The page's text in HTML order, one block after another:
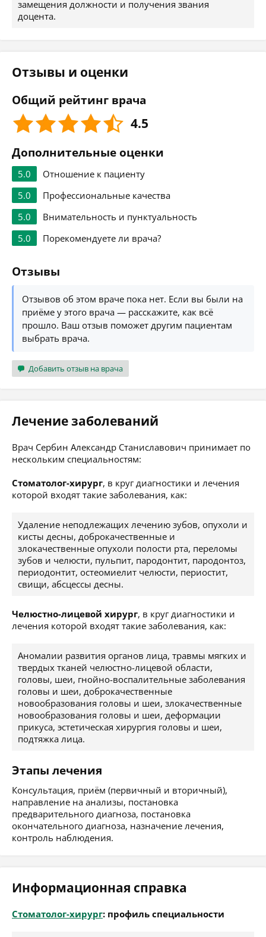
замещения должности и получения звания
доцента.
Отзывы и оценки
Общий рейтинг врача
4.5
Дополнительные оценки
5.0
Отношение к пациенту
5.0
Профессиональные качества
5.0
Внимательность и пунктуальность
5.0
Порекомендуете ли врача?
Отзывы
Отзывов об этом враче пока нет. Если вы были на
приёме у этого врача — расскажите, как всё
прошло. Ваш отзыв поможет другим пациентам
выбрать врача.
Добавить отзыв на врача
Лечение заболеваний
Врач Сербин Александр Станиславович принимает по
нескольким специальностям:
Стоматолог-хирург, в круг диагностики и лечения
которой входят такие заболевания, как:
Удаление неподлежащих лечению зубов, опухоли и
кисты десны, доброкачественные и
злокачественные опухоли полости рта, переломы
зубов и челюсти, пульпит, пародонтит, пародонтоз,
периодонтит, остеомиелит челюсти, периостит,
свищи, абсцессы десны.
Челюстно-лицевой хирург, в круг диагностики и
лечения которой входят такие заболевания, как:
Аномалии развития органов лица, травмы мягких и
твердых тканей челюстно-лицевой области,
головы, шеи, гнойно-воспалительные заболевания
головы и шеи, доброкачественные
новообразования головы и шеи, злокачественные
новообразования головы и шеи, деформации
прикуса, эстетическая хирургия головы и шеи,
подтяжка лица.
Этапы лечения
Консультация, приём (первичный и вторичный),
направление на анализы, постановка
предварительного диагноза, постановка
окончательного диагноза, назначение лечения,
контроль наблюдения.
Информационная справка
Стоматолог-хирург: профиль специальности